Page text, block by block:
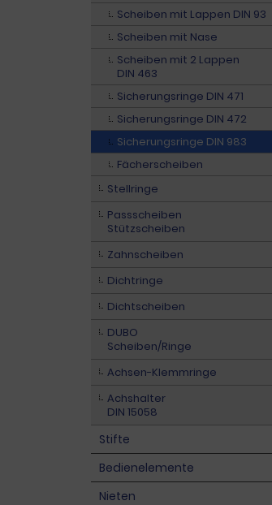
Scheiben mit Lappen DIN 93
Scheiben mit Nase
Scheiben mit 2 Lappen
DIN 463
Sicherungsringe DIN 471
Sicherungsringe DIN 472
Sicherungsringe DIN 983
Fächerscheiben
Stellringe
Passscheiben
Stützscheiben
Zahnscheiben
Dichtringe
Dichtscheiben
DUBO
Scheiben/Ringe
Achsen-Klemmringe
Achshalter
DIN 15058
Stifte
Bedienelemente
Nieten